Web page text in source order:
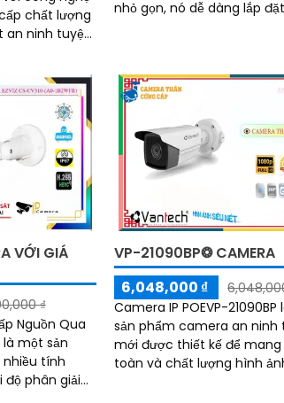
chất lượng
an ninh tuyệt
nhỏ gọn, nó dễ dàng lắp
VỚI GIÁ
₫
Nguồn Qua
là một sản
tính
VP-21090BP❂ CAMERA
6,048,000 ₫
Camera IP POEVP-
sản phẩm camera an ninh
mới được thiết kế để mang
toàn và chất lượng hình